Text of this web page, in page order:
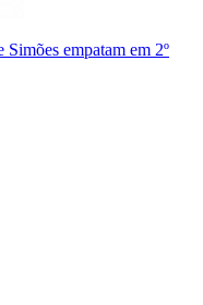
empatam em 2º